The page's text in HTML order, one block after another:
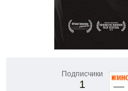
Подписчики
1